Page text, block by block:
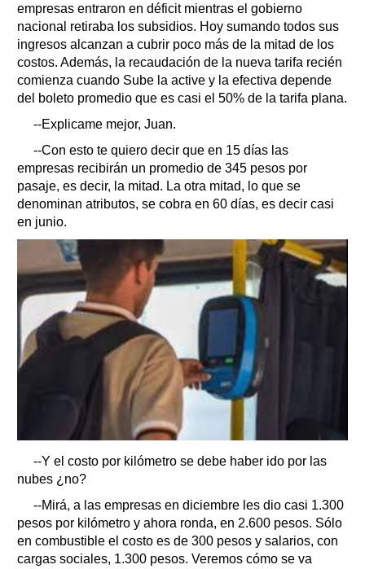
empresas entraron en déficit mientras el gobierno
nacional retiraba los subsidios. Hoy sumando todos sus
ingresos alcanzan a cubrir poco más de la mitad de los
costos. Además, la recaudación de la nueva tarifa recién
comienza cuando Sube la active y la efectiva depende
del boleto promedio que es casi el 50% de la tarifa plana.
--Explicame mejor, Juan.
--Con esto te quiero decir que en 15 días las
empresas recibirán un promedio de 345 pesos por
pasaje, es decir, la mitad. La otra mitad, lo que se
denominan atributos, se cobra en 60 días, es decir casi
en junio.
--Y el costo por kilómetro se debe haber ido por las
nubes ¿no?
--Mirá, a las empresas en diciembre les dio casi 1.300
pesos por kilómetro y ahora ronda, en 2.600 pesos. Sólo
en combustible el costo es de 300 pesos y salarios, con
cargas sociales, 1.300 pesos. Veremos cómo se va